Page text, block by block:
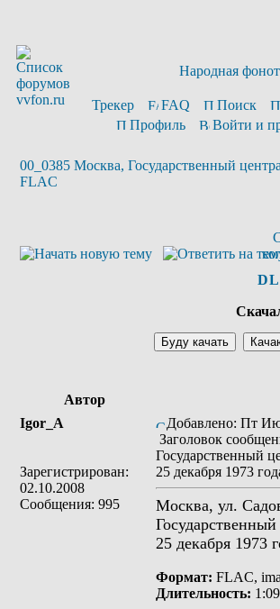
Народная
Трекер FAQ Поиск
Профиль
Войти и
00_0385 Москва, Государственный
FLAC
Автор
Igor_A
Зарегистрирован:
02.10.2008
Сообщения: 995
Добавлено: Пт
Заголовок
Государственный
25 декабря 1973
Москва, ул.
25 декабря 1973
Формат: FLAC,
Длительность: